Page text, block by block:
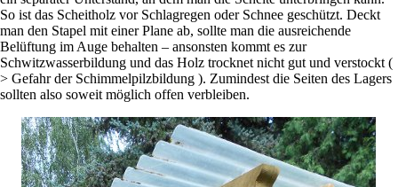
So ist das Scheitholz vor Schlagregen oder Schnee geschützt. Deckt
man den Stapel mit einer Plane ab, sollte man die ausreichende
Belüftung im Auge behalten – ansonsten kommt es zur
Schwitzwasserbildung und das Holz trocknet nicht gut und verstockt (
> Gefahr der Schimmelpilzbildung ). Zumindest die Seiten des Lagers
sollten also soweit möglich offen verbleiben.